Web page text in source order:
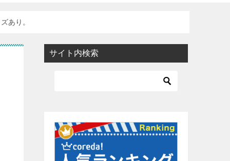
あり。
サイト内検索